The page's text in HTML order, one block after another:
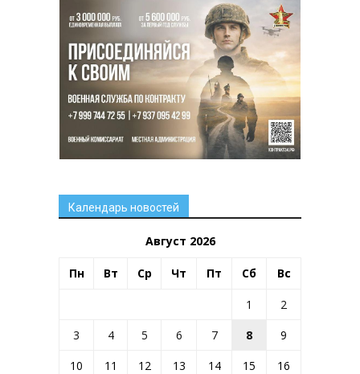
Календарь новостей
Август 2026
Пн Вт Ср Чт Пт Сб Вс
1
2
3
4 5 6 7 8
9
10
11 12 13 14 15
16